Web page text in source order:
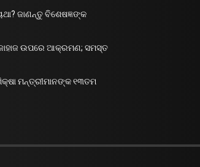
ଜାଣନ୍ତୁ ବିଶେଷଜ୍ଞଙ୍କ
ଜାହାଜ ଉପରେ ଆକ୍ରମଣ; ସମସ୍ତ
ମନ୍ତ୍ରୀମାନଙ୍କ ୧୩ତମ